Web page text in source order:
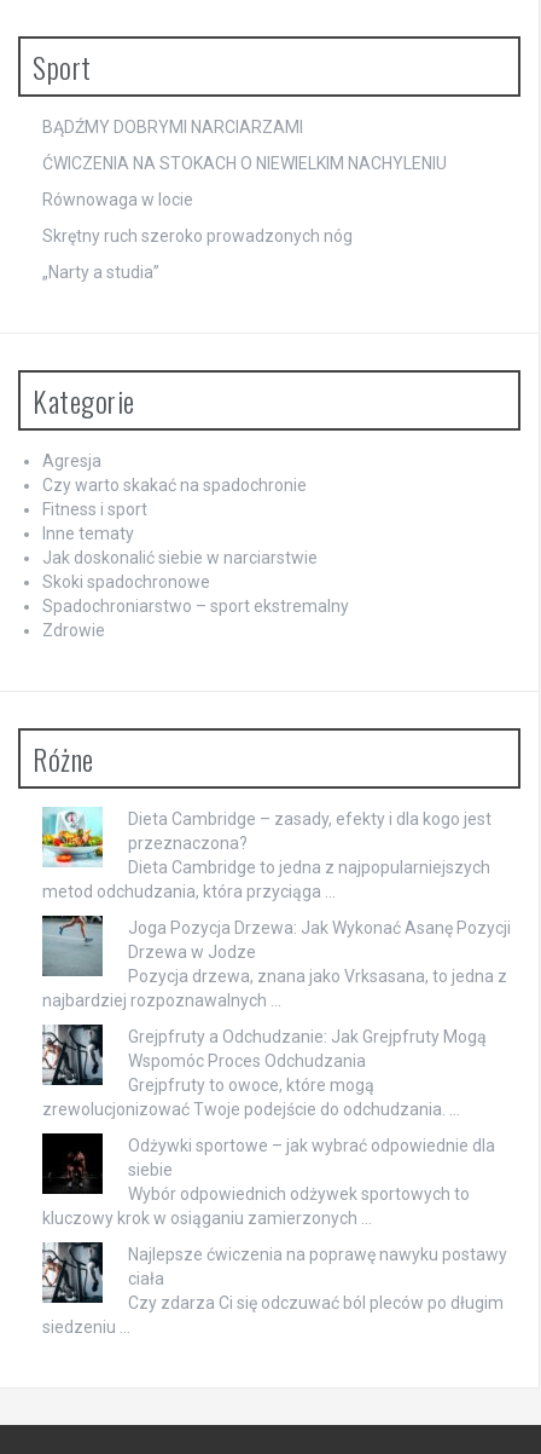
Sport
BĄDŹMY DOBRYMI NARCIARZAMI
ĆWICZENIA NA STOKACH O NIEWIELKIM NACHYLENIU
Równowaga w locie
Skrętny ruch szeroko prowadzonych nóg
„Narty a studia”
Kategorie
Agresja
Czy warto skakać na spadochronie
Fitness i sport
Inne tematy
Jak doskonalić siebie w narciarstwie
Skoki spadochronowe
Spadochroniarstwo – sport ekstremalny
Zdrowie
Różne
Dieta Cambridge – zasady, efekty i dla kogo jest
przeznaczona?
Dieta Cambridge to jedna z najpopularniejszych
metod odchudzania, która przyciąga …
Joga Pozycja Drzewa: Jak Wykonać Asanę Pozycji
Drzewa w Jodze
Pozycja drzewa, znana jako Vrksasana, to jedna z
najbardziej rozpoznawalnych …
Grejpfruty a Odchudzanie: Jak Grejpfruty Mogą
Wspomóc Proces Odchudzania
Grejpfruty to owoce, które mogą
zrewolucjonizować Twoje podejście do odchudzania. …
Odżywki sportowe – jak wybrać odpowiednie dla
siebie
Wybór odpowiednich odżywek sportowych to
kluczowy krok w osiąganiu zamierzonych …
Najlepsze ćwiczenia na poprawę nawyku postawy
ciała
Czy zdarza Ci się odczuwać ból pleców po długim
siedzeniu …